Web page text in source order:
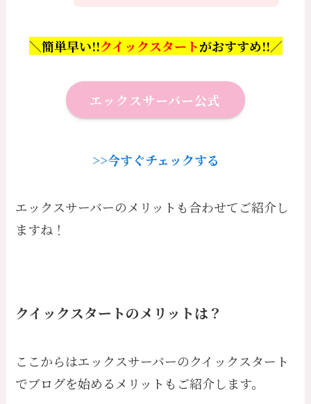
＼簡単早い!!クイックスタートがおすすめ!!／
エックスサーバー公式
>>今すぐチェックする
エックスサーバーのメリットも合わせてご紹介し
ますね！
クイックスタートのメリットは？
ここからはエックスサーバーのクイックスタート
でブログを始めるメリットもご紹介します。